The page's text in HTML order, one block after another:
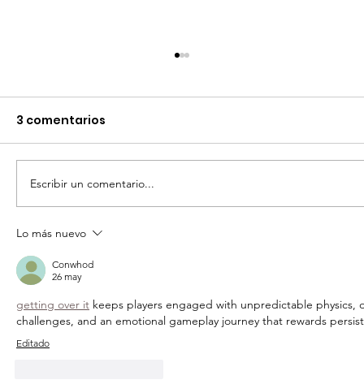
IMPULSO PARA PRODUCIR MÁS Y
3 comentarios
Escribir un comentario...
Lo más nuevo
Conwhod
26 may
getting over it keeps players engaged with unpredictable
challenges, and an emotional gameplay journey that rewards
Editado